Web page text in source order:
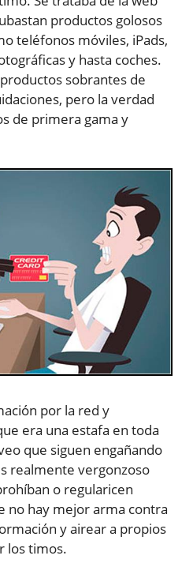
productos golosos
teléfonos móviles, iPads,
y hasta coches.
sobrantes de
pero la verdad
de primera gama y
por la red y
era una estafa en toda
que siguen engañando
realmente vergonzoso
o regularicen
no hay mejor arma contra
y airear a propios
los timos.